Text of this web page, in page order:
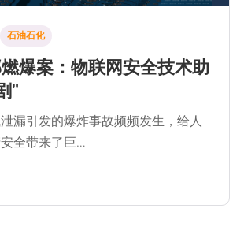
石油石化
爆案：物联网安全技术助
"
漏引发的爆炸事故频频发生，给人
全带来了巨…